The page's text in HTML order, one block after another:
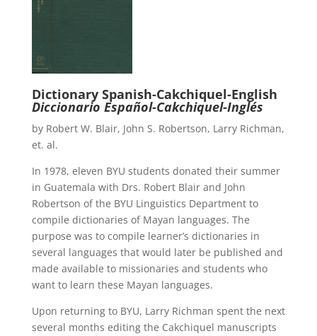
Dictionary Spanish-Cakchiquel-English
Diccionario Español-Cakchiquel-Inglés
by Robert W. Blair, John S. Robertson, Larry Richman,
et. al.
In 1978, eleven BYU students donated their summer
in Guatemala with Drs. Robert Blair and John
Robertson of the BYU Linguistics Department to
compile dictionaries of Mayan languages. The
purpose was to compile learner’s dictionaries in
several languages that would later be published and
made available to missionaries and students who
want to learn these Mayan languages.
Upon returning to BYU, Larry Richman spent the next
several months editing the Cakchiquel manuscripts